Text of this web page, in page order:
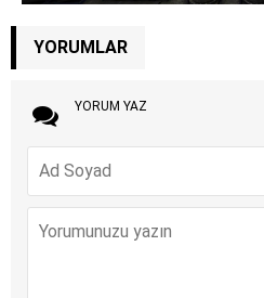
YORUMLAR
YORUM YAZ